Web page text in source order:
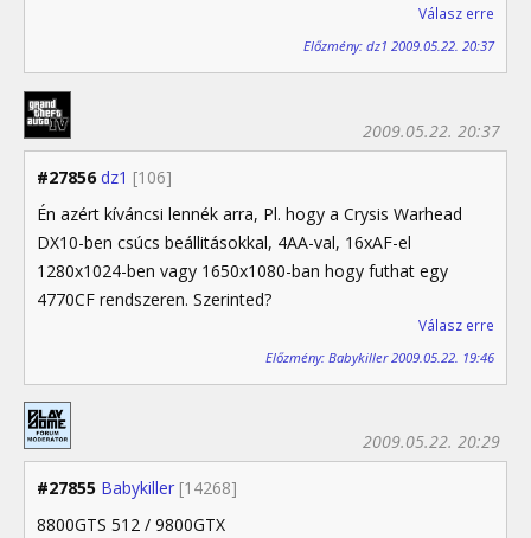
Válasz erre
Előzmény: dz1 2009.05.22. 20:37
#27856 dz1 [106]
2009.05.22. 20:37
Én azért kíváncsi lennék arra, Pl. hogy a Crysis Warhead
DX10-ben csúcs beállitásokkal, 4AA-val, 16xAF-el
1280x1024-ben vagy 1650x1080-ban hogy futhat egy
4770CF rendszeren. Szerinted?
Válasz erre
Előzmény: Babykiller 2009.05.22. 19:46
#27855 Babykiller [14268]
2009.05.22. 20:29
8800GTS 512 / 9800GTX